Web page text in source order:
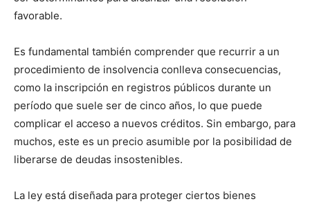
favorable.
Es fundamental también comprender que recurrir a un
procedimiento de insolvencia conlleva consecuencias,
como la inscripción en registros públicos durante un
período que suele ser de cinco años, lo que puede
complicar el acceso a nuevos créditos. Sin embargo, para
muchos, este es un precio asumible por la posibilidad de
liberarse de deudas insostenibles.
La ley está diseñada para proteger ciertos bienes